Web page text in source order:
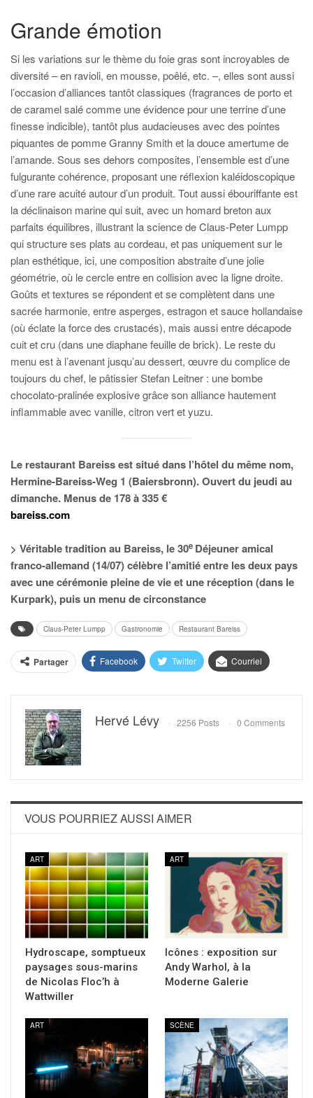
Grande émotion
Si les variations sur le thème du foie gras sont incroyables de
diversité – en ravioli, en mousse, poêlé, etc. –, elles sont aussi
l’occasion d’alliances tantôt classiques (fragrances de porto et
de caramel salé comme une évidence pour une terrine d’une
finesse indicible), tantôt plus audacieuses avec des pointes
piquantes de pomme Granny Smith et la douce amertume de
l’amande. Sous ses dehors composites, l’ensemble est d’une
fulgurante cohérence, proposant une réflexion kaléidoscopique
d’une rare acuité autour d’un produit. Tout aussi ébouriffante est
la déclinaison marine qui suit, avec un homard breton aux
parfaits équilibres, illustrant la science de Claus-Peter Lumpp
qui structure ses plats au cordeau, et pas uniquement sur le
plan esthétique, ici, une composition abstraite d’une jolie
géométrie, où le cercle entre en collision avec la ligne droite.
Goûts et textures se répondent et se complètent dans une
sacrée harmonie, entre asperges, estragon et sauce hollandaise
(où éclate la force des crustacés), mais aussi entre décapode
cuit et cru (dans une diaphane feuille de brick). Le reste du
menu est à l’avenant jusqu’au dessert, œuvre du complice de
toujours du chef, le pâtissier Stefan Leitner : une bombe
chocolato-pralinée explosive grâce son alliance hautement
inflammable avec vanille, citron vert et yuzu.
Le restaurant Bareiss est situé dans l’hôtel du même nom,
Hermine-Bareiss-Weg 1 (Baiersbronn). Ouvert du jeudi au
dimanche. Menus de 178 à 335 €
bareiss.com
> Véritable tradition au Bareiss, le 30e Déjeuner amical
franco-allemand (14/07) célèbre l’amitié entre les deux pays
avec une cérémonie pleine de vie et une réception (dans le
Kurpark), puis un menu de circonstance
Claus-Peter Lumpp Gastronomie Restaurant Bareiss
Partager Facebook Twitter Courriel
Hervé Lévy 2256 Posts 0 Comments
VOUS POURRIEZ AUSSI AIMER
ART
Hydroscape, somptueux
paysages sous-marins
de Nicolas Floc’h à
Wattwiller
ART
Icônes : exposition sur
Andy Warhol, à la
Moderne Galerie
ART SCÈNE